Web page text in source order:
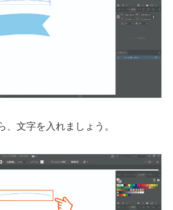
文字を入れましょう。